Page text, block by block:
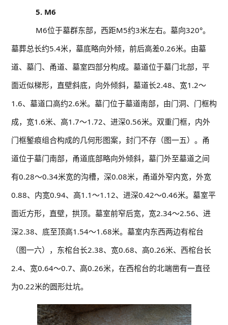
5. M6
M6位于墓群东部，西距M5约3米左右。墓向320°。
墓葬总长约5.4米，墓底略向外倾，前后高差0.26米。由墓
道、墓门、甬道、墓室四部分构成。墓道位于墓门北部，平
面近似梯形，直壁斜底，向外倾斜，墓道长2.48、宽1.2～
1.6、墓道口高约2.6米。墓门位于墓道南部，由门洞、门框构
成，宽1.6米、高1.7～1.72、进深0.56米。双重门框，内外
门框錾痕组合构成的几何形图案，封门不存（图一五）。甬
道位于墓门南部，甬道底部略向外倾斜，墓门外至墓道之间
有0.28～0.34米宽的沟槽，深0.08米，甬道外窄内宽，外宽
0.88、内宽0.94、高1.1～1.12、进深0.42～0.46米。墓室平
面近方形，直壁，拱顶。墓室前窄后宽，宽2.34～2.56、进
深2.38、底至顶高1.54～1.68米。墓室内东西两边有棺台
（图一六），东棺台长2.38、宽0.68、高0.26米、西棺台长
2.4、宽0.64～0.7、高0.26米，在西棺台的北端凿有一直径
为0.22米的圆形灶坑。